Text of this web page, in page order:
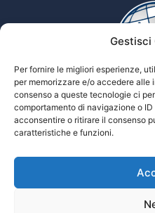
Gestisci
Per fornire le migliori esperienze,
per memorizzare e/o accedere alle
consenso a queste tecnologie ci
comportamento di navigazione o
acconsentire o ritirare il consenso
caratteristiche e funzioni.
Tiflopedia è un sito della Federazione
Nazionale delle Istituzioni Pro Ciechi
Enciclopedia